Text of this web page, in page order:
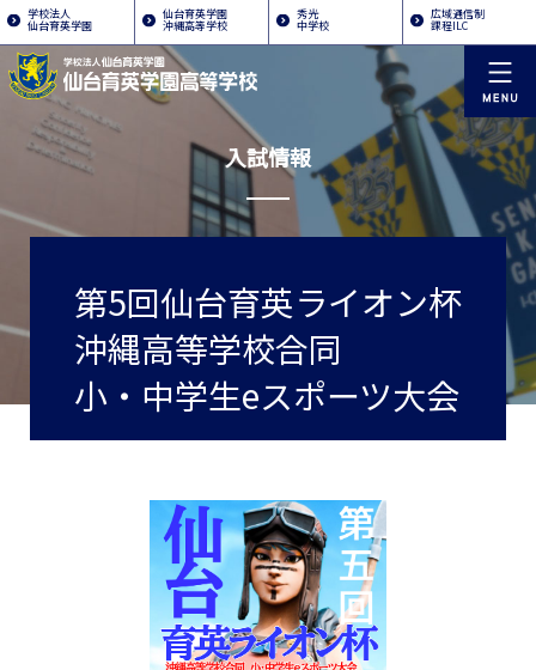
学校法人
仙台育英学園
仙台育英学園
沖縄高等学校
秀光
中学校
広域通信制
課程ILC
入試情報
第5回仙台育英ライオン杯
沖縄高等学校合同
小・中学生eスポーツ大会